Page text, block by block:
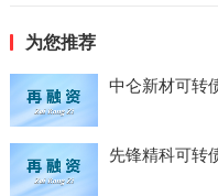
为您推荐
中仑新材可转
先锋精科可转